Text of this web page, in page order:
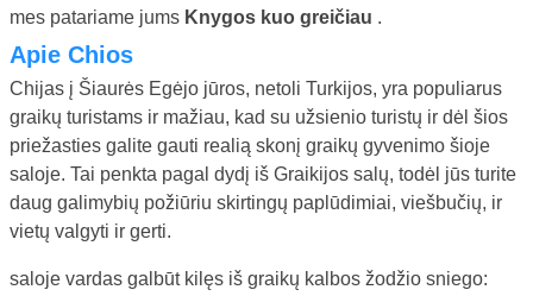
mes patariame jums Knygos kuo greičiau .
Apie Chios
Chijas į Šiaurės Egėjo jūros, netoli Turkijos, yra populiarus
graikų turistams ir mažiau, kad su užsienio turistų ir dėl šios
priežasties galite gauti realią skonį graikų gyvenimo šioje
saloje. Tai penkta pagal dydį iš Graikijos salų, todėl jūs turite
daug galimybių požiūriu skirtingų paplūdimiai, viešbučių, ir
vietų valgyti ir gerti.
saloje vardas galbūt kilęs iš graikų kalbos žodžio sniego: